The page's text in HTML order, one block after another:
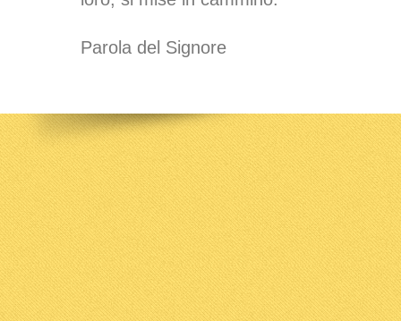
Parola del Signore